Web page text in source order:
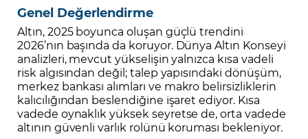
Genel Değerlendirme
Altın, 2025 boyunca oluşan güçlü trendini
2026’nın başında da koruyor. Dünya Altın Konseyi
analizleri, mevcut yükselişin yalnızca kısa vadeli
risk algısından değil; talep yapısındaki dönüşüm,
merkez bankası alımları ve makro belirsizliklerin
kalıcılığından beslendiğine işaret ediyor. Kısa
vadede oynaklık yüksek seyretse de, orta vadede
altının güvenli varlık rolünü koruması bekleniyor.